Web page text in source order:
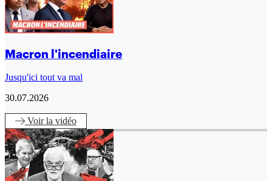
Macron l'incendiaire
Jusqu'ici tout va mal
30.07.2026
Voirla vidéo